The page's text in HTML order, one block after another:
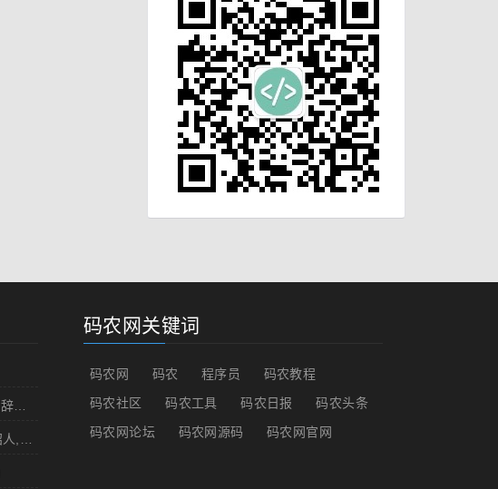
2026年8月07日 程序员老黄历，宜:重构,提交辞职申请,申请加薪
码农网关键词
码农网 码农 程序员
码农教程
码农社区
码农工具 码农日报
码农头条
码农网论坛
码农网源码 码农网官网